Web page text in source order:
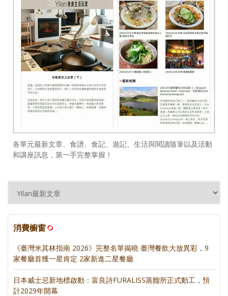
各單元最新文章、食譜、食記、遊記、生活與閱讀隨筆以及活動
和講座訊息，第一手完整掌握！
消費櫥窗
《臺灣米其林指南 2026》完整名單揭曉 臺灣餐飲大放異彩，9
家餐廳首獲一星肯定 2家新進二星餐廳
日本威士忌新地標啟動：富良詩FURALISS蒸餾所正式動工，預
計2029年開幕